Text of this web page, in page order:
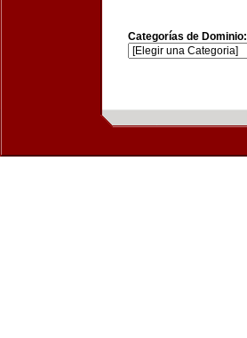
Categorías de Dominio: